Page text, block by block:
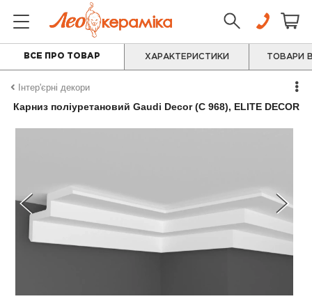
ВСЕ ПРО ТОВАР ХАРАКТЕРИСТИКИ ТОВАРИ В
Інтер'єрні декори
Карниз поліуретановий Gaudi Decor (C 968), ELITE DECOR